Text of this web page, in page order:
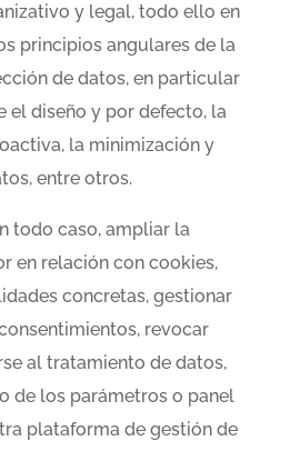
y legal, todo ello en
principios angulares de la
de datos, en particular
el diseño y por defecto, la
la minimización y
entre otros.
todo caso, ampliar la
en relación con cookies,
concretas, gestionar
revocar
al tratamiento de datos,
de los parámetros o panel
plataforma de gestión de